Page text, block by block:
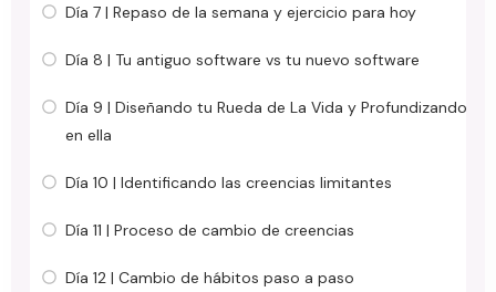
Día 7 | Repaso de la semana y ejercicio para hoy
Día 8 | Tu antiguo software vs tu nuevo software
Día 9 | Diseñando tu Rueda de La Vida y Profundizando
en ella
Día 10 | Identificando las creencias limitantes
Día 11 | Proceso de cambio de creencias
Día 12 | Cambio de hábitos paso a paso